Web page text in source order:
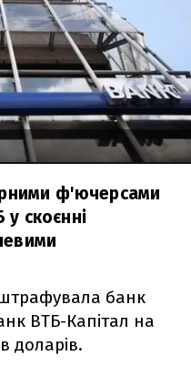
ф'ючерсами
скоєнні
банк
ВТБ-Капітал на
доларів.